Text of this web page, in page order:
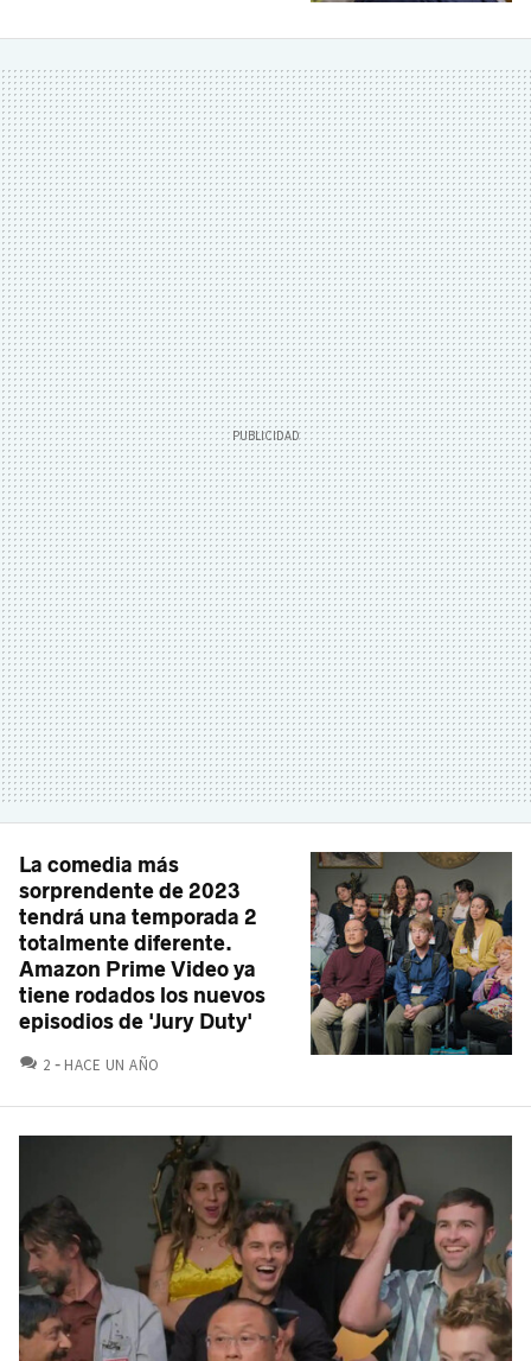
La comedia más
sorprendente de 2023
tendrá una temporada 2
totalmente diferente.
Amazon Prime Video ya
tiene rodados los nuevos
episodios de 'Jury Duty'
2 COMENTARIOS
HACE UN AÑO